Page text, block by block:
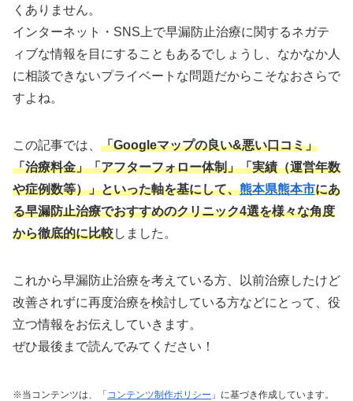
くありません。
インターネット・SNS上で早漏防止治療に関するネガテ
ィブな情報を目にすることもあるでしょうし、なかなか人
に相談できないプライベートな問題だからこそなおさらで
すよね。
この記事では、 「Googleマップの良い&悪い口コミ」
「治療料金」「アフターフォロー体制」「実績（運営年数
や症例数等）」といった軸を基にして、熊本県熊本市にあ
る早漏防止治療でおすすめのクリニック4選を様々な角度
から徹底的に比較しました。
これから早漏防止治療を考えている方、以前治療したけど
改善されずに再度治療を検討している方などにとって、役
立つ情報をお伝えしていきます。
ぜひ最後まで読んでみてください！
※当コンテンツは、「 コンテンツ制作ポリシー 」に基づき作成しています。